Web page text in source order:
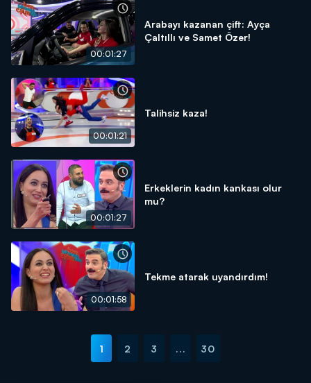
00:01:27
Arabayı kazanan çift: Ayça
Çaltıllı ve Samet Özer!
00:01:21
Talihsiz kaza!
00:01:27
Erkeklerin kadın kankası olur
mu?
00:01:58
Tekme atarak uyandırdım!
1 2 3 ... 30